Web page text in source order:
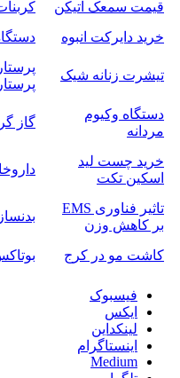
قیمت سمعک اتیکن
خرید دایرکت انبوه
تیشرت زنانه شیک
دستگاه وکیوم
مردانه
گاز
خرید چست لید
اسکین تکت
تاثیر فناوری EMS
بر کاهش وزن
کاشت مو در کرج
فیسبوک
ایکس
لینکداین
اینستاگرام
Medium